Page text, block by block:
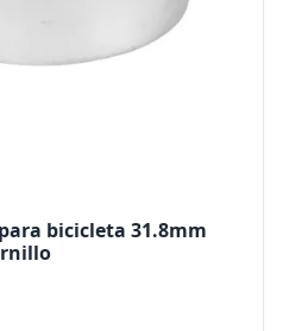
bicicleta 31.8mm